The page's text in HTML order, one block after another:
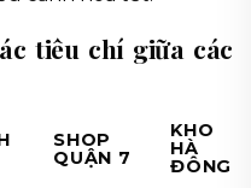
tiêu chí giữa các
SHOP
QUẬN 7
KHO
HÀ
ĐÔNG